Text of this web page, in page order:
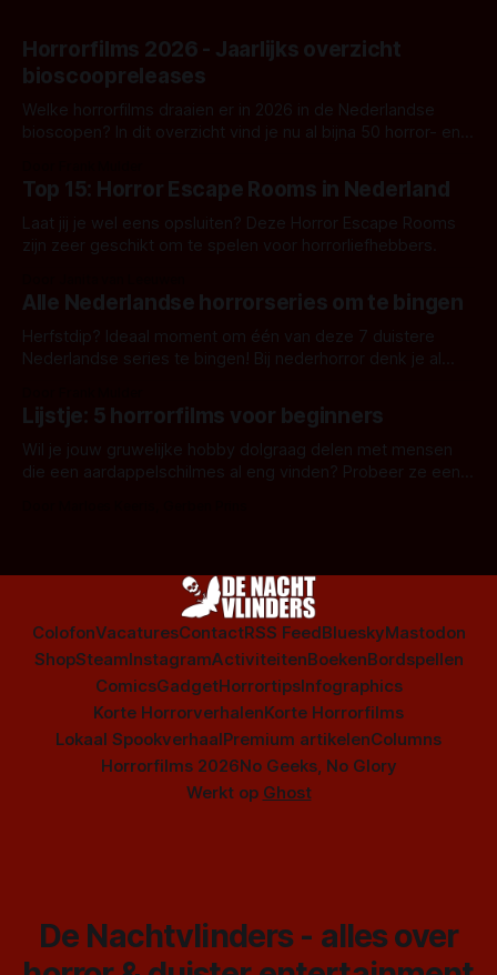
Horrorfilms 2026 - Jaarlijks overzicht
bioscoopreleases
Welke horrorfilms draaien er in 2026 in de Nederlandse
bioscopen? In dit overzicht vind je nu al bijna 50 horror- en
Top 15: Horror Escape Rooms in Nederland
Laat jij je wel eens opsluiten? Deze Horror Escape Rooms
zijn zeer geschikt om te spelen voor horrorliefhebbers.
Alle Nederlandse horrorseries om te bingen
Herfstdip? Ideaal moment om één van deze 7 duistere
Nederlandse series te bingen! Bij nederhorror denk je al
Amsterdamned of The Johnsons. Maar Nederlandse horror
is niet beperkt tot films. Hier een aantal Nederlandse tv-
series uit het duistere of horrorgenre. Als
Lijstje: 5 horrorfilms voor beginners
Wil je jouw gruwelijke hobby dolgraag delen met mensen
die een aardappelschilmes al eng vinden? Probeer ze eens
ColofonVacaturesContactRSS FeedBlueskyMastodon
ShopSteamInstagramActiviteitenBoekenBordspellen
ComicsGadgetHorrortipsInfographics
Korte HorrorverhalenKorte Horrorfilms
Lokaal SpookverhaalPremium artikelenColumns
Horrorfilms 2026No Geeks, No Glory
Werkt op Ghost
De Nachtvlinders - alles over